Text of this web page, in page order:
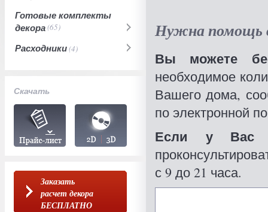
Готовые комплекты
декора(65)
Расходники(4)
Скачать
Заказать
расчет декора
БЕСПЛАТНО
Нужна помощь
Вы можете
необходимое
Вашего дома,
по электронной
Если у Вас
с 9 до 21 часа.